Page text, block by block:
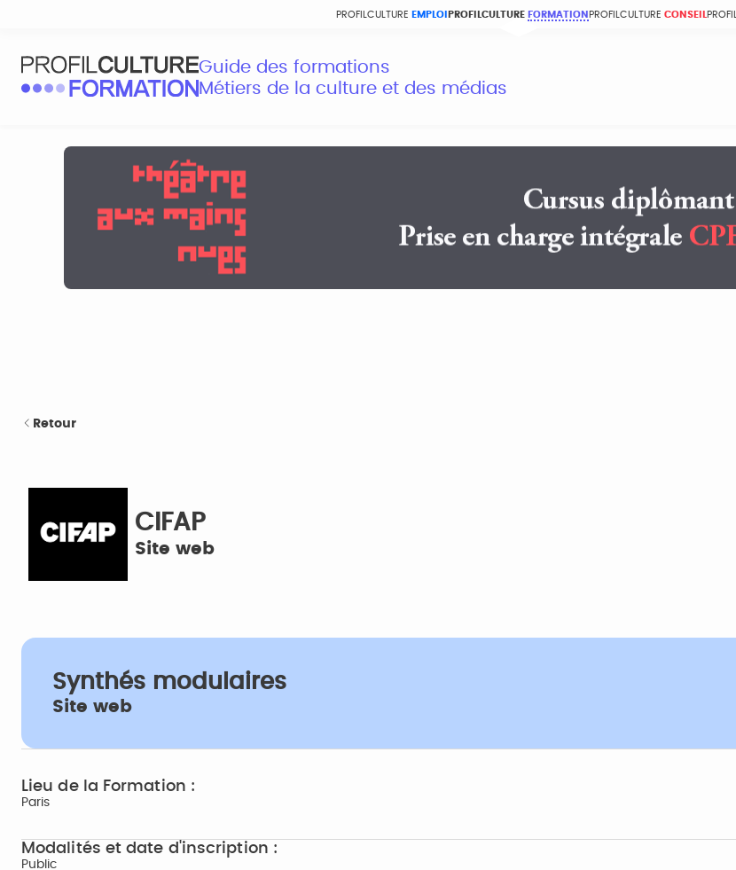
PROFILCULTURE EMPLOI PROFILCULTURE FORMATION PROFILCULTURE CONSEIL
Guide des formations
Métiers de la culture et des médias
Retour
CIFAP
Site web
Synthés modulaires
Site web
Lieu de la Formation :
Paris
Modalités et date d'inscription :
Public